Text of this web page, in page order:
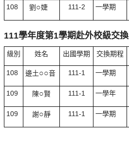
108 劉 ○婕 111-2 一學期
111學年度第1學期赴外校級交
級別 姓名 出國學期 交換期程
108 邊土○○音 111-1 一學期
109 陳○賢 111-1 一學年
109 謝○靜 111-1 一學期